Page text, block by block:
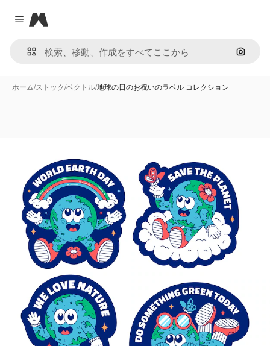
Close menu
Magnific
画像で
ホーム/ストック/ベクトル/地球の日のお祝いのラベル コレクション